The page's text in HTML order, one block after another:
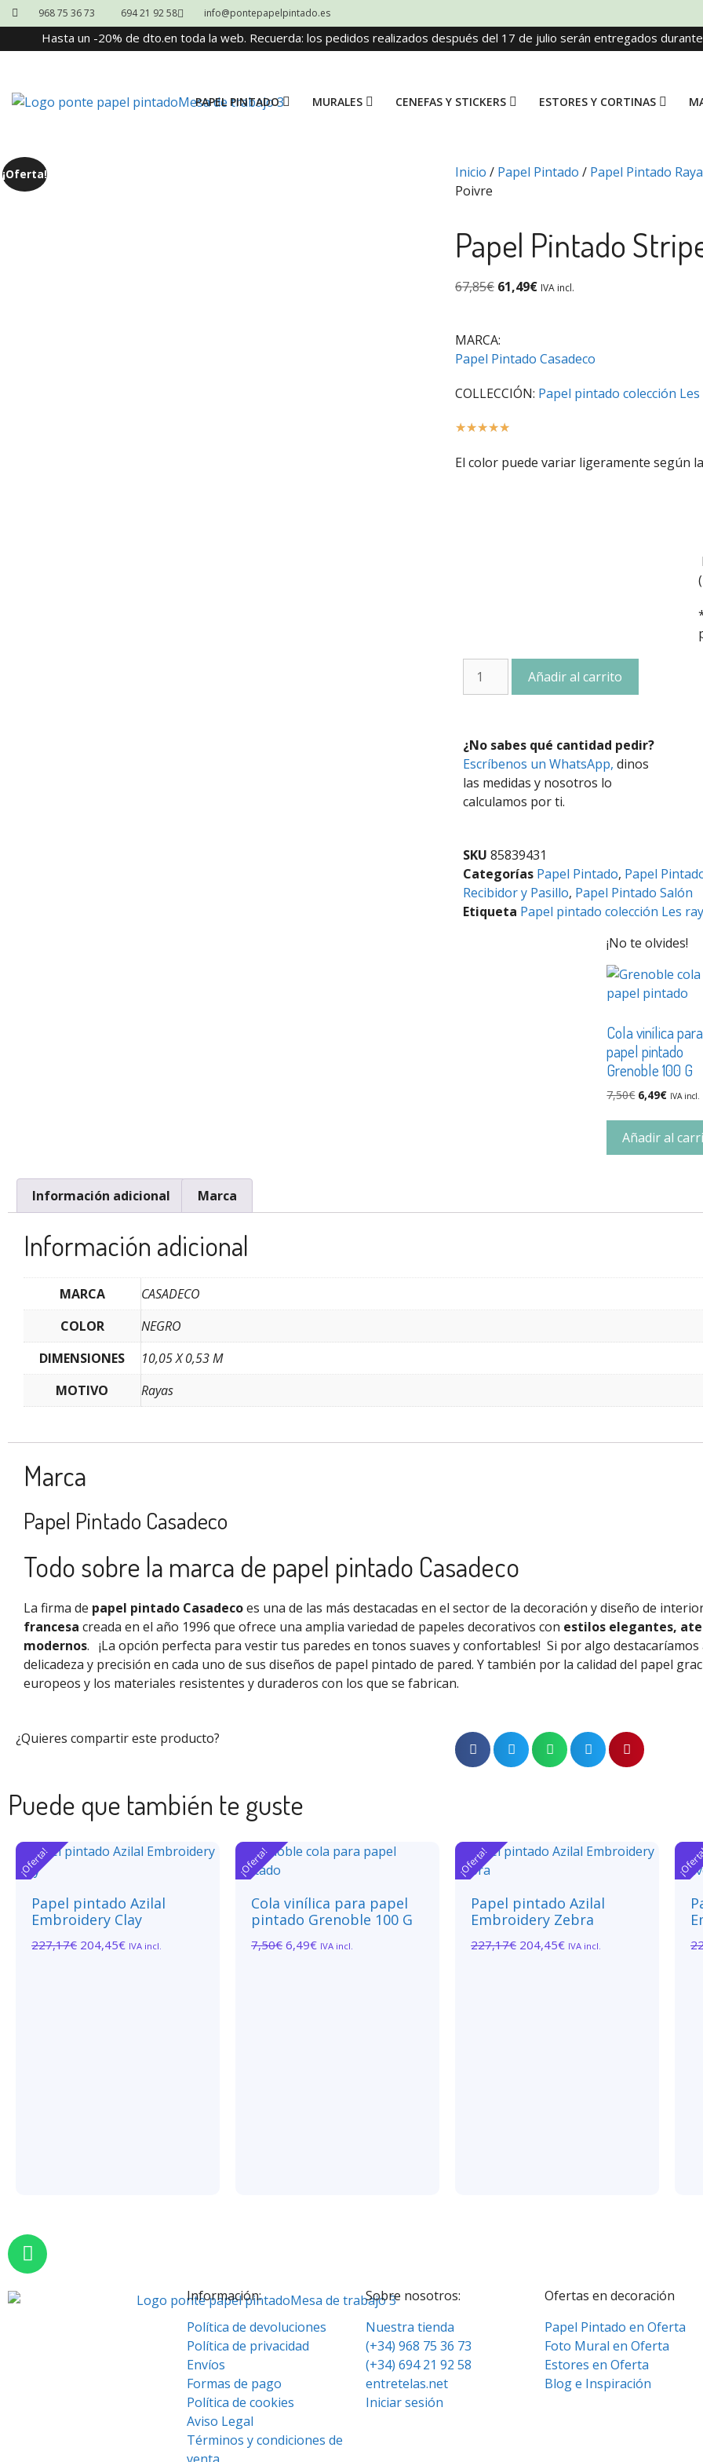
968 75 36 73 694 21 92 58 info@pontepapelpintado.es
Hasta un -20% de dto.en toda la web. Recuerda: los pedidos realizados después del 17 de julio serán entregados
PAPEL PINTADO MURALES CENEFAS Y STICKERS ESTORES Y CORTINAS
¡Oferta! Inicio / Papel Pintado / Papel Pintado
Poivre
Papel Pintado
67,85€ 61,49€ IVA incl.
MARCA:
Papel Pintado Casadeco
COLLECCIÓN: Papel pintado colección
☆☆☆☆☆
El color puede variar ligeramente según
Añadir al carrito
¿No sabes qué cantidad pedir?
Escríbenos un WhatsApp, dinos
las medidas y nosotros lo
calculamos por ti.
SKU 85839431
Categorías Papel Pintado, Papel
Recibidor y Pasillo, Papel Pintado Salón
Etiqueta Papel pintado colección Les
¡No te olvides!
Cola vinílica para
papel pintado
Grenoble 100 G
7,50€ 6,49€ IVA incl.
Añadir al
Información adicional Marca
Información adicional
MARCA
CASADECO
COLOR
NEGRO
DIMENSIONES
10,05 X 0,53 M
MOTIVO
Rayas
Marca
Papel Pintado Casadeco
Todo sobre la marca de papel pintado Casadeco
La firma de papel pintado Casadecoes una de las más destacadas en el sector de la decoración y diseño de
francesa creada en el año 1996 que ofrece una amplia variedad de papeles decorativos con estilos elegantes,
modernos. ¡La opción perfecta para vestir tus paredes en tonos suaves y confortables! Si por algo
delicadeza y precisión en cada uno de sus diseños de papel pintado de pared. Ytambién por la calidad del papel
europeos y los materiales resistentes y duraderos con los que se fabrican.
¿Quieres compartir este producto?
Puede que también te guste
¡Oferta!
Papel pintado Azilal
Embroidery Clay
227,17€ 204,45€ IVA incl.
¡Oferta!
Cola vinílica para papel
pintado Grenoble 100 G
7,50€ 6,49€ IVA incl.
¡Oferta!
Papel pintado Azilal
Embroidery Zebra
227,17€ 204,45€ IVA incl.
Información:
Política de devoluciones
Política de privacidad
Envíos
Formas de pago
Política de cookies
Aviso Legal
Términos y condiciones de
Sobre nosotros:
Nuestra tienda
(+34) 968 75 36 73
(+34) 694 21 92 58
entretelas.net
Iniciar sesión
Ofertas en decoración
Papel Pintado en Oferta
Foto Mural en Oferta
Estores en Oferta
Blog e Inspiración